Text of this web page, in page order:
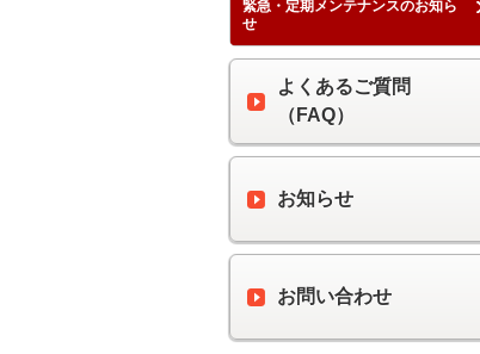
緊急・定期メンテナンスのお知ら
せ
よくあるご質問
（FAQ）
お知らせ
お問い合わせ